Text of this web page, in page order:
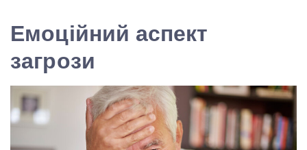
Емоційний аспект
загрози